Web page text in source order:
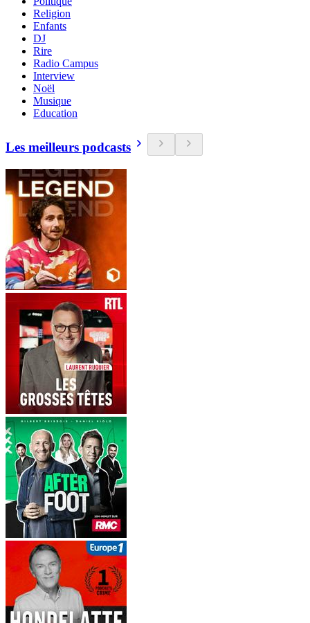
Religion
Enfants
DJ
Rire
Radio Campus
Interview
Noël
Musique
Education
Les meilleurs podcasts